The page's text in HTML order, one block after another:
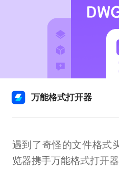
万能格式打开器
遇到了奇怪的文件格式
览器携手万能格式打开